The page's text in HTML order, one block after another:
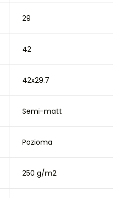
29
42
42x29.7
Semi-matt
Pozioma
250 g/m2